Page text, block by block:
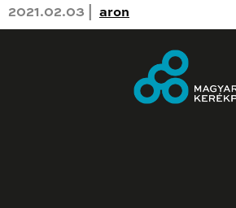
2021.02.03 | aron